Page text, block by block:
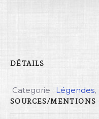
DÉTAILS
Categorie : Légendes,
SOURCES/MENTIONS